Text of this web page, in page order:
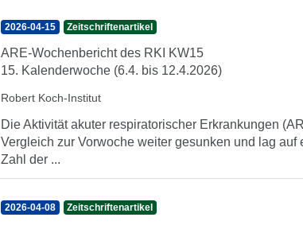
2026-04-15 Zeitschriftenartikel
ARE-Wochenbericht des RKI KW15
15. Kalenderwoche (6.4. bis 12.4.2026)
Robert Koch-Institut
Die Aktivität akuter respiratorischer Erkrankungen
Vergleich zur Vorwoche weiter gesunken und lag
Zahl der ...
2026-04-08 Zeitschriftenartikel